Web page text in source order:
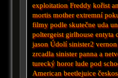
exploitation Freddy kořist
mortis mother extremní
filmy podle skutečne uda
poltergeist girlhouse entyta
jason Údolí sinister2 vernon
zrcadla sinister panna a
turecký horor lude pod
American beetlejuice